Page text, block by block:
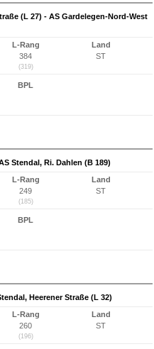
(L 27) - AS Gardelegen-Nord-West
L-Rang
384
(319)
Land
ST
BPL
Stendal, Ri. Dahlen (B 189)
L-Rang
249
(185)
Land
ST
BPL
Heerener Straße (L 32)
L-Rang
260
(196)
Land
ST